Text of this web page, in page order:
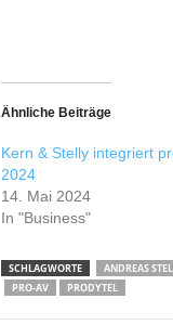
Ähnliche Beiträge
Kern & Stelly integriert
2024
14. Mai 2024
In "Business"
SCHLAGWORTE ANDREAS
PRO-AV
PRODYTEL